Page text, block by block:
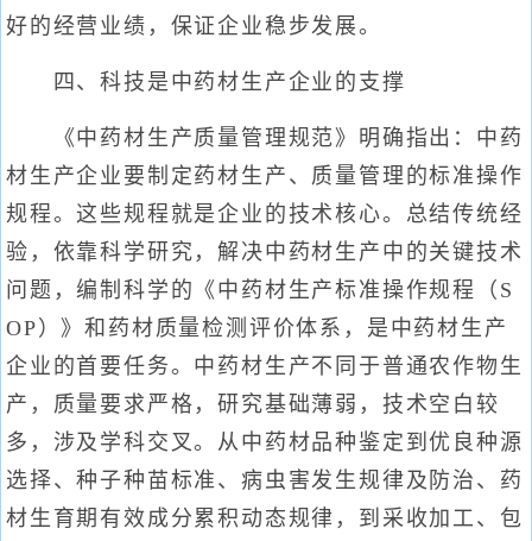
好的经营业绩，保证企业稳步发展。
四、科技是中药材生产企业的支撑
《中药材生产质量管理规范》明确指出：中药
材生产企业要制定药材生产、质量管理的标准操作
规程。这些规程就是企业的技术核心。总结传统经
验，依靠科学研究，解决中药材生产中的关键技术
问题，编制科学的《中药材生产标准操作规程（S
OP）》和药材质量检测评价体系，是中药材生产
企业的首要任务。中药材生产不同于普通农作物生
产，质量要求严格，研究基础薄弱，技术空白较
多，涉及学科交叉。从中药材品种鉴定到优良种源
选择、种子种苗标准、病虫害发生规律及防治、药
材生育期有效成分累积动态规律，到采收加工、包